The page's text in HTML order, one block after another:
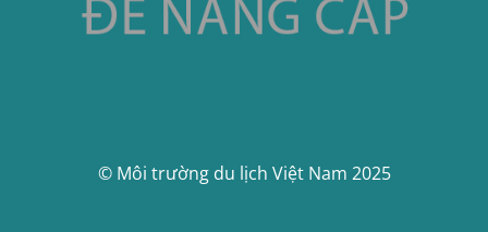
© Môi trường du lịch Việt Nam 2025